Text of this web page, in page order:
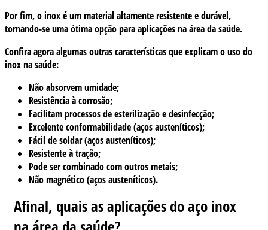
Por fim, o inox é um material altamente resistente e durável,
tornando-se uma ótima opção para aplicações na área da saúde.
Confira agora algumas outras características que explicam o uso do
inox na saúde:
Não absorvem umidade;
Resistência à corrosão;
Facilitam processos de esterilização e desinfecção;
Excelente conformabilidade (aços austeníticos);
Fácil de soldar (aços austeníticos);
Resistente à tração;
Pode ser combinado com outros metais;
Não magnético (aços austeníticos).
Afinal, quais as aplicações do aço inox